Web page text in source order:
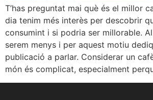
T’has preguntat mai què és el millor
dia tenim més interès per descobrir
consumint i si podria ser millorable.
serem menys i per aquest motiu
publicació a parlar. Considerar un
món és complicat, especialment